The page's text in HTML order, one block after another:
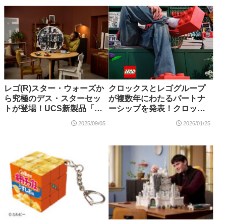
レゴ(R)スター・ウォーズか
ら究極のデス・スターセッ
トが登場！UCS新製品「デ
ス・スター（75419）」
2025年10月発売【購入特典
2025/09/05
クロックスとレゴグループ
が複数年にわたるパートナ
ーシップを発表！クロッグ
やチャーム等のコラボ製品
2026/01/25